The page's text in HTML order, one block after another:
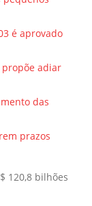
é aprovado
propõe adiar
das
prazos
120,8 bilhões